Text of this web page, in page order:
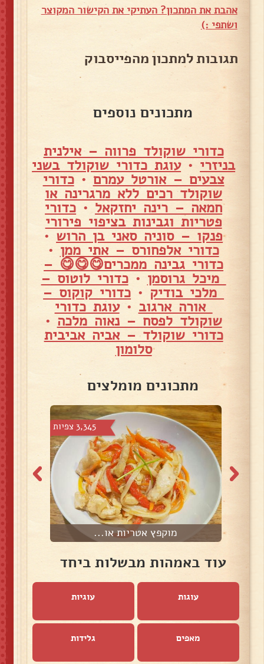
אהבת את המתכון? העתיקי את הקישור המקוצר
ושתפי :)
תגובות למתכון מהפייסבוק
מתכונים נוספים
כדורי שוקולד פרווה – אילנית
בניזרי •עוגת כדורי שוקולד בשני
צבעים – אורטל עמרם •כדורי
שוקולד רכים ללא מרגרינה או
חמאה – רינה יחזקאל • כדורי
פטריות וגבינות בציפוי פירורי
פנקו – סוניה סאני בן הרוש •
כדורי אלפחורס – אתי ממן •
כדורי גבינה ממכרים😋😋😋 –
מיכל גרוסמן •כדורי לוטוס –
מלכי בודיק • כדורי קוקוס –
אורה ארגוב •עוגת כדורי
שוקולד לפסח – נאוה מלכה •
כדורי שוקולד – אביה אביבית
סלומון
מתכונים מומלצים
3,345 צפיות
מוקפץ אטריות או...
עוד באמהות מבשלות ביחד
עוגות עוגיות
מאפים גלידות